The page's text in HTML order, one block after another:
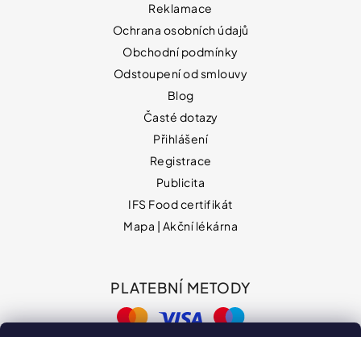
Reklamace
Ochrana osobních údajů
Obchodní podmínky
Odstoupení od smlouvy
Blog
Časté dotazy
Přihlášení
Registrace
Publicita
IFS Food certifikát
Mapa | Akční lékárna
PLATEBNÍ METODY